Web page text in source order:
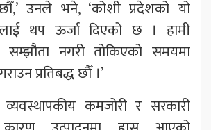
उनले भने, ‘कोशी प्रदेशको यो
थप ऊर्जा दिएको छ । हामी
नगरी तोकिएको समयमा
प्रतिबद्ध छौँ ।’
कमजोरी र सरकारी